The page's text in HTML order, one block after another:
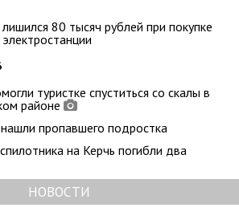
80 тысяч рублей при покупке
туристке спуститься со скалы в
районе
пропавшего подростка
на Керчь погибли два
НОВОСТИ